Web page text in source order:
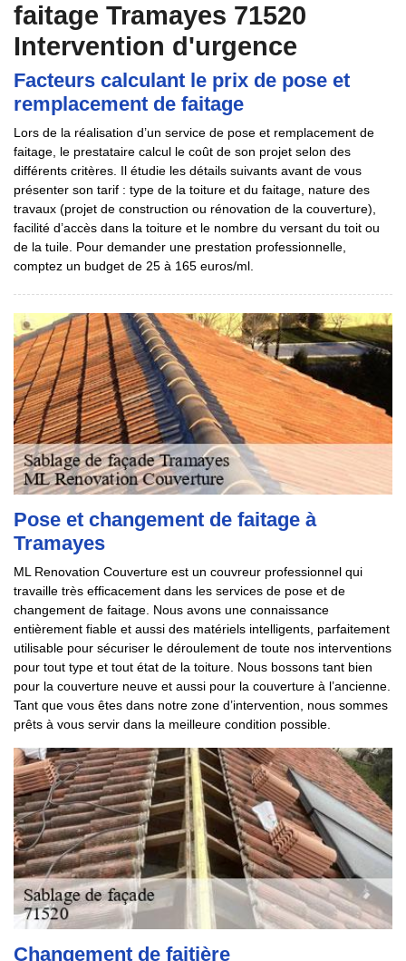
faitage Tramayes 71520
Intervention d'urgence
Facteurs calculant le prix de pose et
remplacement de faitage
Lors de la réalisation d’un service de pose et remplacement de
faitage, le prestataire calcul le coût de son projet selon des
différents critères. Il étudie les détails suivants avant de vous
présenter son tarif : type de la toiture et du faitage, nature des
travaux (projet de construction ou rénovation de la couverture),
facilité d’accès dans la toiture et le nombre du versant du toit ou
de la tuile. Pour demander une prestation professionnelle,
comptez un budget de 25 à 165 euros/ml.
Pose et changement de faitage à
Tramayes
ML Renovation Couverture est un couvreur professionnel qui
travaille très efficacement dans les services de pose et de
changement de faitage. Nous avons une connaissance
entièrement fiable et aussi des matériels intelligents, parfaitement
utilisable pour sécuriser le déroulement de toute nos interventions
pour tout type et tout état de la toiture. Nous bossons tant bien
pour la couverture neuve et aussi pour la couverture à l’ancienne.
Tant que vous êtes dans notre zone d’intervention, nous sommes
prêts à vous servir dans la meilleure condition possible.
Changement de faitière